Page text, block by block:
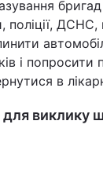
бригад
ДСНС,
і
в
виклику